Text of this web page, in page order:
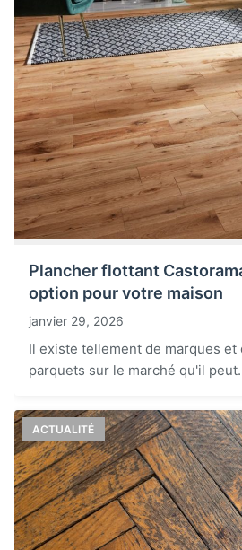
Plancher flottant
option pour votre maison
janvier 29, 2026
Il existe tellement de marques et
parquets sur le marché qu'il
ACTUALITÉ